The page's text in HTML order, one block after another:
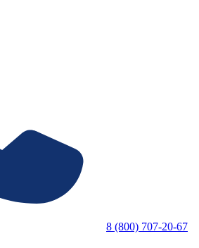
8 (800) 707-20-67